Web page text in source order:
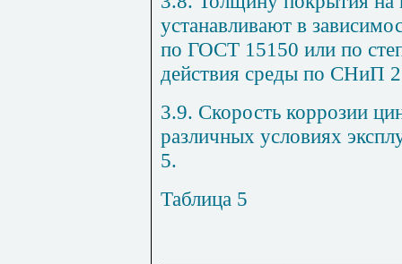
устанавливают в зависимо
по ГОСТ 15150 или по
действия среды по СНиП
3.9. Скорость коррозии
различных условиях экс
5.
Таблица 5